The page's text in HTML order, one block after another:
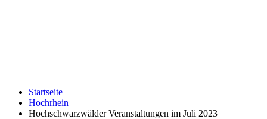
Startseite
Hochrhein
Hochschwarzwälder Veranstaltungen im Juli 2023